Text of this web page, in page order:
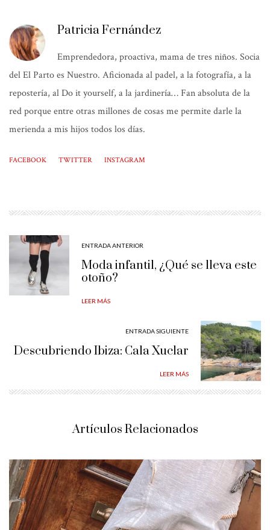
Patricia Fernández
Emprendedora, proactiva, mama de tres niños. Socia
del El Parto es Nuestro. Aficionada al padel, a la fotografía, a la
repostería, al Do it yourself, a la jardinería… Fan absoluta de la
red porque entre otras millones de cosas me permite darle la
merienda a mis hijos todos los días.
FACEBOOK TWITTER INSTAGRAM
ENTRADA ANTERIOR
Moda infantil, ¿Qué se lleva este
otoño?
LEER MÁS
ENTRADA SIGUIENTE
Descubriendo Ibiza: Cala Xuclar
LEER MÁS
Artículos Relacionados